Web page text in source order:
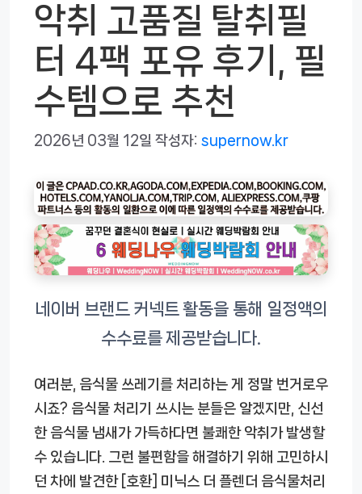
악취 고품질 탈취필
터 4팩 포유 후기, 필
수템으로 추천
2026년 03월 12일 작성자: supernow.kr
여러분, 음식물 쓰레기를 처리하는 게 정말 번거로우
시죠? 음식물 처리기 쓰시는 분들은 알겠지만, 신선
한 음식물 냄새가 가득하다면 불쾌한 악취가 발생할
수 있습니다. 그런 불편함을 해결하기 위해 고민하시
던 차에 발견한
[호환] 미닉스 더 플렌더 음식물처리